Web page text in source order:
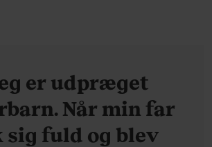
er udpræget
Når min far
sig fuld og blev